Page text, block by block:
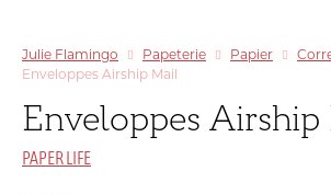
Julie Flamingo Papeterie Papier
Enveloppes Airship Mail
Enveloppes
PAPER LIFE